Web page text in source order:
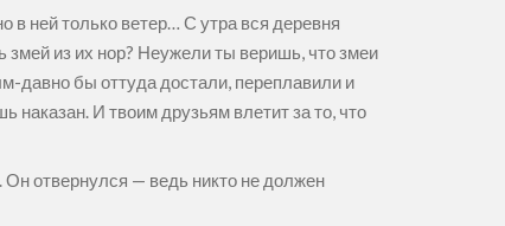
в ней только ветер… С утра вся деревня
змей из их нор? Неужели ты веришь, что змеи
давно бы оттуда достали, переплавили и
наказан. И твоим друзьям влетит за то, что
Он отвернулся — ведь никто не должен